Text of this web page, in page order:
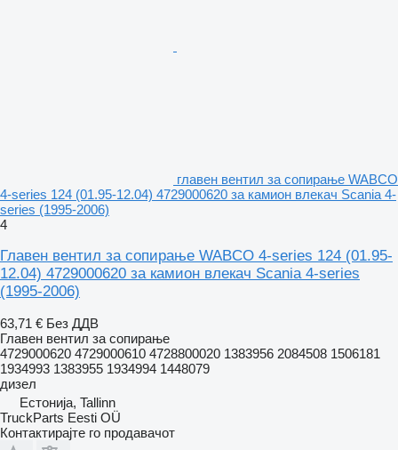
главен вентил за сопирање WABCO
4-series 124 (01.95-12.04) 4729000620 за камион влекач Scania 4-
series (1995-2006)
4
Главен вентил за сопирање WABCO 4-series 124 (01.95-
12.04) 4729000620 за камион влекач Scania 4-series
(1995-2006)
63,71 € Без ДДВ
Главен вентил за сопирање
4729000620 4729000610 4728800020 1383956 2084508 1506181
1934993 1383955 1934994 1448079
дизел
Естонија, Tallinn
TruckParts Eesti OÜ
Контактирајте го продавачот